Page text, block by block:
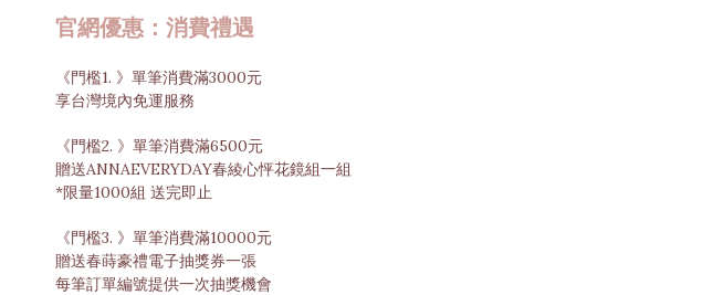
官網優惠：消費禮遇
《門檻1. 》單筆消費滿3000元
享台灣境內免運服務
《門檻2. 》單筆消費滿6500元
贈送ANNAEVERYDAY春綾心怦花鏡組一組
*限量1000組 送完即止
《門檻3. 》單筆消費滿10000元
贈送春蒔豪禮電子抽獎券一張
每筆訂單編號提供一次抽獎機會